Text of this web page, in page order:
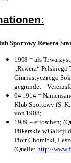
Sportowy Rewera
1908 = als
„Rewera“ Polskiego
Gimnastycznego
gegründet –
04.1914 =
Klub Sportowy (S. K.
von 1908;
1939 = erloschen;
Piłkarskie w Galicji
Piotr Chomicki,
(Quelle: http://